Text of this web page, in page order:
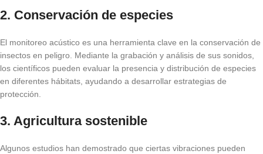
2. Conservación de especies
El monitoreo acústico es una herramienta clave en la conservación de
insectos en peligro. Mediante la grabación y análisis de sus sonidos,
los científicos pueden evaluar la presencia y distribución de especies
en diferentes hábitats, ayudando a desarrollar estrategias de
protección.
3. Agricultura sostenible
Algunos estudios han demostrado que ciertas vibraciones pueden